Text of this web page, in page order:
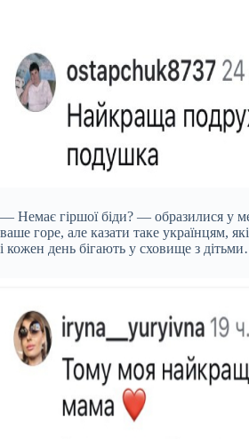
— Немає гіршої біди? — образилися у
ваше горе, але казати таке українцям,
і кожен день бігають у сховище з